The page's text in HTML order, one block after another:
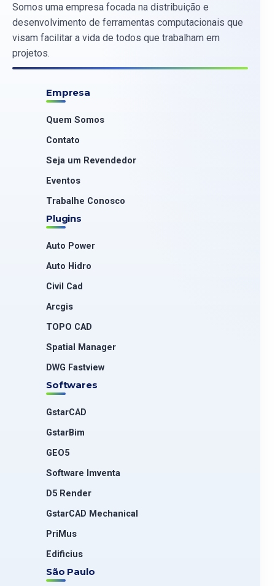
Somos uma empresa focada na distribuição e
desenvolvimento de ferramentas computacionais que
visam facilitar a vida de todos que trabalham em
projetos.
Empresa
Quem Somos
Contato
Seja um Revendedor
Eventos
Trabalhe Conosco
Plugins
Auto Power
Auto Hidro
Civil Cad
Arcgis
TOPO CAD
Spatial Manager
DWG Fastview
Softwares
GstarCAD
GstarBim
GEO5
Software Imventa
D5 Render
GstarCAD Mechanical
PriMus
Edificius
São Paulo